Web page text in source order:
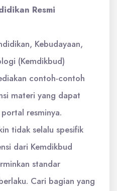
Resmi
Kebudayaan,
(Kemdikbud)
contoh-contoh
materi yang dapat
resminya.
tidak selalu spesifik
dari Kemdikbud
standar
Cari bagian yang